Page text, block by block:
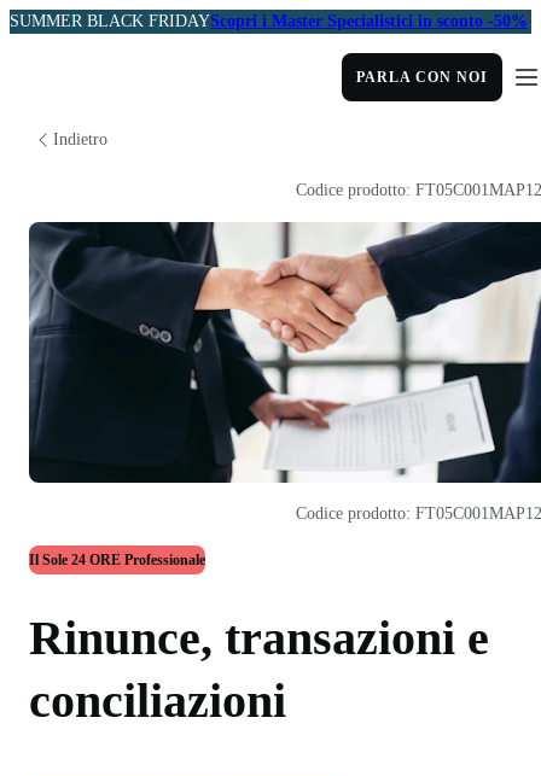
SUMMER BLACK FRIDAYScopri i Master Specialistici in sconto -50%
PARLA CON NOI
Indietro
Il Sole 24 ORE Professionale
Rinunce, transazioni e
conciliazioni
Codice prodotto:
Codice prodotto: